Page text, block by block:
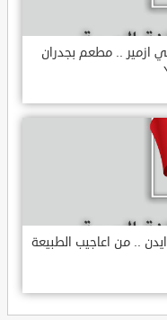
ازمير .. مطعم بجدران
.. من اعاجيب الطبيعة